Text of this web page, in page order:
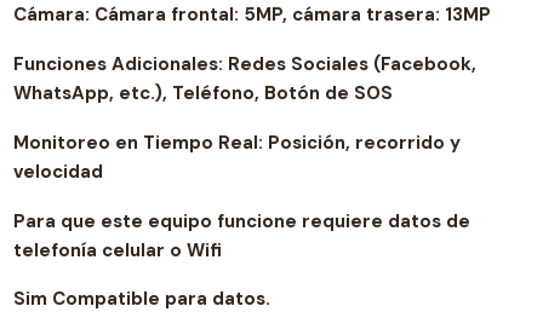
Cámara: Cámara frontal: 5MP, cámara trasera: 13MP
Funciones Adicionales: Redes Sociales (Facebook,
WhatsApp, etc.), Teléfono, Botón de SOS
Monitoreo en Tiempo Real: Posición, recorrido y
velocidad
Para que este equipo funcione requiere datos de
telefonía celular o Wifi
Sim Compatible para datos.